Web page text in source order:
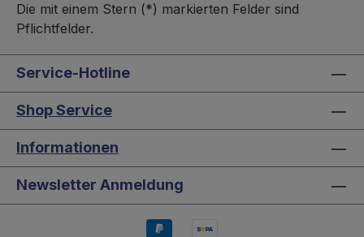
Die mit einem Stern (*) markierten Felder sind
Pflichtfelder.
Service-Hotline
Shop Service
Informationen
Newsletter Anmeldung